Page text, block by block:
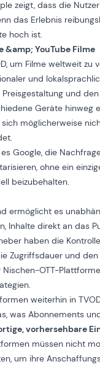
zeigt, dass die
das Erlebnis
hoch ist.
&amp; YouTube Filme
um Filme weltweit zu
und
und
Geräte hinweg
möglicherweise
Google, die
ohne ein
beizubehalten.
ermöglicht es
Inhalte direkt an das
haben die
Zugriffsdauer und
Nischen-OTT-
weiterhin in
was Abonnements
vorhersehbare
müssen nicht
um ihre